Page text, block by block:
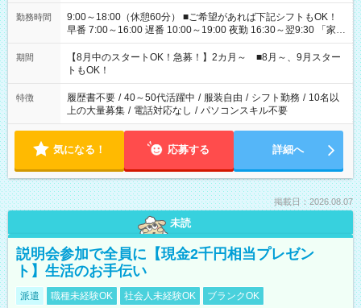
勤務時間
9:00～18:00（休憩60分） ■ご希望があれば下記シフトもOK！
早番 7:00～16:00 遅番 10:00～19:00 夜勤 16:30～翌9:30 「家族
と休みを合わせたい」 「余裕を持って夕飯の準備がしたい」
「できれば残業はしたくない」 など、ご希望を教えてください
ね。 ※Wワーク希望の方へ 今ご覧のお仕事で希望する勤務時間
と、もう1つのお仕事の勤務時間。 合計で週40時間を超える場
合は応募できません。
期間
【8月中のスタートOK！急募！】2カ月～ ■8月～、9月スター
トもOK！
特徴 履歴書不要 / 40～50代活躍中 / 服装自由 / シフト勤務 / 10名以
上の大量募集 / 電話対応なし / パソコンスキル不要
気になる！ 応募する 詳細へ
掲載日：2026.08.07
未読
説明会参加で全員に【現金2千円相当プレゼン
ト】生活のお手伝い
派遣 職種未経験OK 社会人未経験OK
ブランクOK